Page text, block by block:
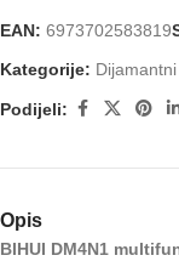
EAN: 6973702583819
Kategorije:
Podijeli:
Opis
BIHUI DM4N1